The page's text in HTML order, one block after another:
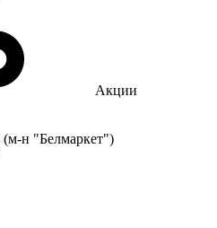
Акции
(м-н "Белмаркет")